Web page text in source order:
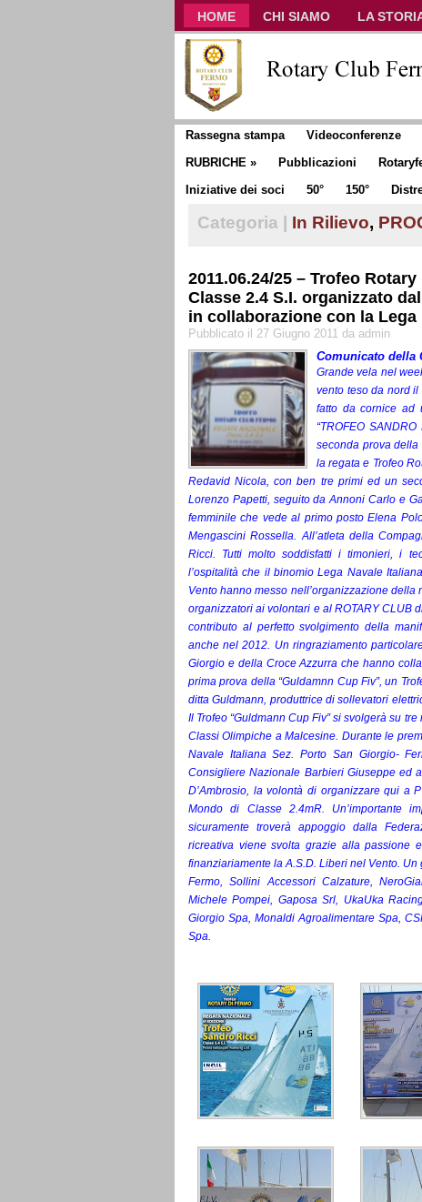
HOME CHI SIAMO LA
CLUB COMMUNICATOR
Rassegna stampa Videoconferenze
RUBRICHE » Pubblicazioni
Iniziative dei soci
50° 150°
Categoria | In Rilievo,
2011.06.24/25 – Trofeo
Classe 2.4 S.I. organizzato
in collaborazione con la
Pubblicato il 27 Giugno 2011 da admin
Comunicato della
Grande vela nel
vento teso da nord
fatto da cornice ad
“TROFEO
seconda prova
la regata e Trofeo
Redavid Nicola, con ben tre primi ed un
Lorenzo Papetti, seguito da Annoni Carlo e
femminile che vede al primo posto Elena
Mengascini Rossella. All’atleta della
Ricci.
Tutti molto soddisfatti i timonieri, i
l’ospitalità che il binomio Lega Navale
Vento hanno messo nell’organizzazione della
organizzatori ai volontari e al ROTARY CLUB
contributo al perfetto svolgimento della
anche nel 2012. Un ringraziamento
Giorgio e della Croce Azzurra che hanno
prima prova della “Guldamnn Cup Fiv”, un
ditta Guldmann, produttrice di sollevatori
Il Trofeo “Guldmann Cup Fiv” si svolgerà su
Classi Olimpiche a Malcesine. Durante le
Navale Italiana Sez. Porto San Giorgio-
Consigliere Nazionale Barbieri Giuseppe ed
D’Ambrosio, la volontà di organizzare qui a
Mondo di Classe 2.4mR. Un’importante
sicuramente troverà appoggio dalla
ricreativa viene svolta grazie alla passione
finanziariamente la A.S.D. Liberi nel Vento.
Fermo, Sollini Accessori Calzature,
Michele Pompei, Gaposa Srl, UkaUka
Giorgio Spa, Monaldi Agroalimentare Spa,
Spa.